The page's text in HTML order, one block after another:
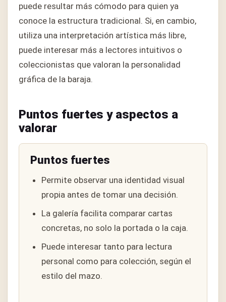
puede resultar más cómodo para quien ya
conoce la estructura tradicional. Si, en cambio,
utiliza una interpretación artística más libre,
puede interesar más a lectores intuitivos o
coleccionistas que valoran la personalidad
gráfica de la baraja.
Puntos fuertes y aspectos a
valorar
Puntos fuertes
Permite observar una identidad visual
propia antes de tomar una decisión.
La galería facilita comparar cartas
concretas, no solo la portada o la caja.
Puede interesar tanto para lectura
personal como para colección, según el
estilo del mazo.